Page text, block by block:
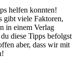
helfen konnten!
gibt viele Faktoren,
in einem Verlag
diese Tipps befolgst
aber, dass wir mit